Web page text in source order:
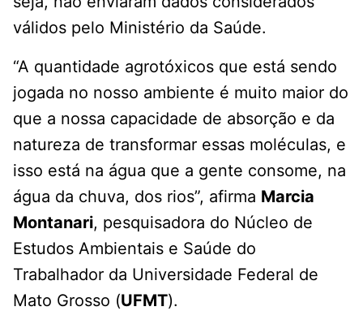
válidos pelo Ministério da Saúde.
“A quantidade agrotóxicos que está sendo
jogada no nosso ambiente é muito maior do
que a nossa capacidade de absorção e da
natureza de transformar essas moléculas, e
isso está na água que a gente consome, na
água da chuva, dos rios”, afirma Marcia
Montanari, pesquisadora do Núcleo de
Estudos Ambientais e Saúde do
Trabalhador da Universidade Federal de
Mato Grosso (UFMT).